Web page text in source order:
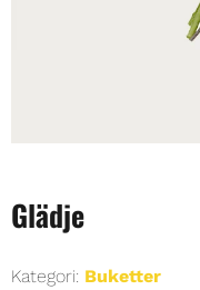
Glädje
Kategori: Buketter